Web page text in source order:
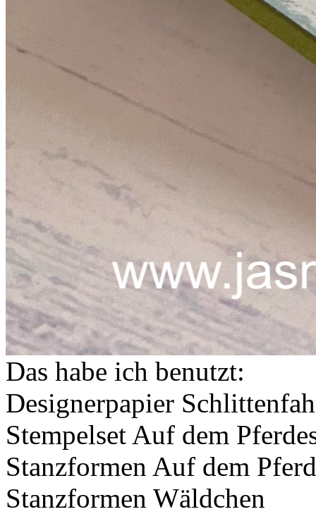
Das habe ich benutzt:
Designerpapier
Stempelset Auf dem
Stanzformen Auf dem
Stanzformen Wäldchen